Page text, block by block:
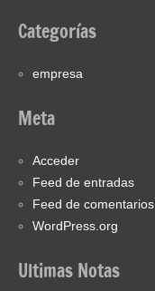
Categorías
empresa
Meta
Acceder
Feed de entradas
Feed de comentarios
WordPress.org
Ultimas Notas